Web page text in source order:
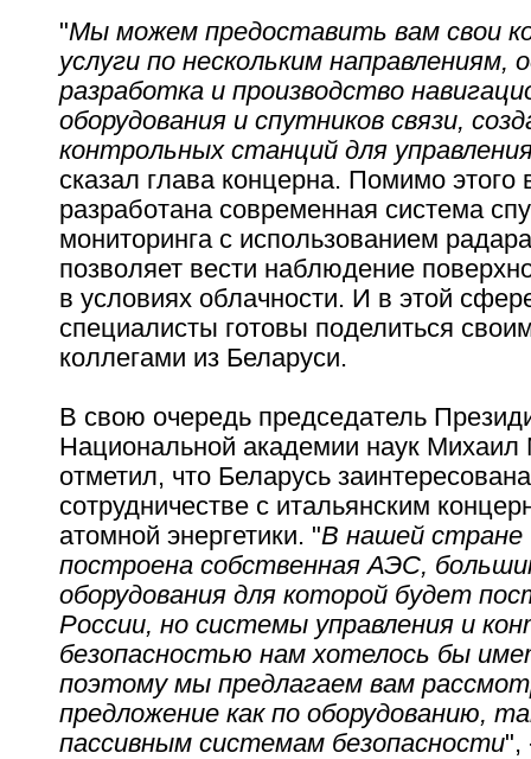
"Мы можем предоставить вам свои
услуги по нескольким направлениям,
разработка и производство
оборудования и спутников связи,
контрольных станций для
сказал глава концерна. Помимо этого
разработана современная система
мониторинга с использованием
позволяет вести наблюдение
в условиях облачности. И в этой
специалисты готовы поделиться
коллегами из Беларуси.
В свою очередь председатель
Национальной академии наук Михаил
отметил, что Беларусь
сотрудничестве с итальянским
атомной энергетики. "В нашей стране
построена собственная АЭС,
оборудования для которой будет
России, но системы управления и
безопасностью нам хотелось бы
поэтому мы предлагаем вам
предложение как по оборудованию,
пассивным системам безопасности",